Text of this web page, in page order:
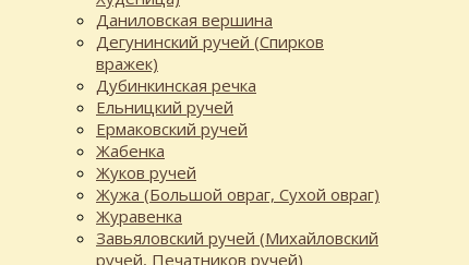
Даниловская вершина
Дегунинский ручей (Спирков
вражек)
Дубинкинская речка
Ельницкий ручей
Ермаковский ручей
Жабенка
Жуков ручей
Жужа (Большой овраг, Сухой овраг)
Журавенка
Завьяловский ручей (Михайловский
ручей, Печатников ручей)